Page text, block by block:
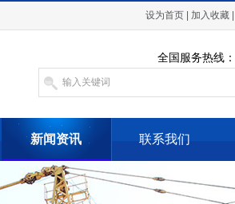
设为首页 加入收藏
全国服务热线：
新闻资讯 联系我们